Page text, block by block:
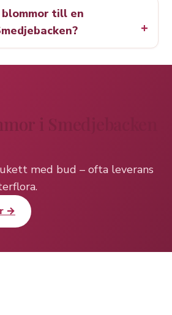
till en
i Smedjebacken
med bud – ofta leverans
→